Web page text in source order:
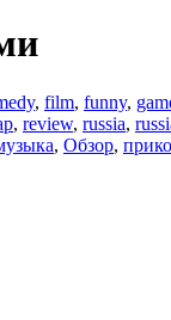
, film, funny,
, review, russia,
, Обзор,